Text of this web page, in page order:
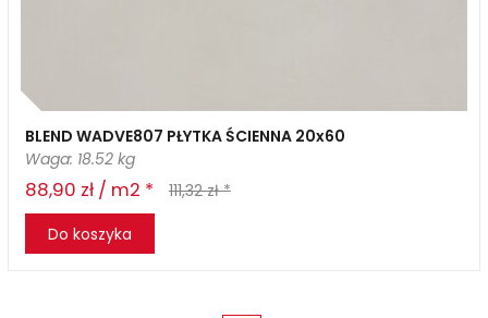
BLEND WADVE807 PŁYTKA ŚCIENNA 20x60
Waga: 18.52 kg
88,90 zł / m2 *
111,32 zł *
Do koszyka